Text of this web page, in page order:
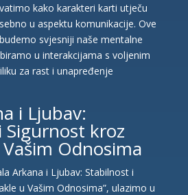
kako karakteri karti utječu
u aspektu komunikacije. Ove
svjesniji naše mentalne
u interakcijama s voljenim
za rast i unapređenje
i Ljubav:
Sigurnost kroz
Odnosima
Arkana i Ljubav: Stabilnost i
u Vašim Odnosima”, ulazimo u